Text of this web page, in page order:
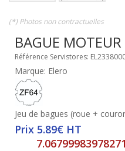
(*) Photos non contractuelles
BAGUE
Référence Servistores:
Marque: Elero
Jeu de bagues (roue +
Prix 5.89€ HT